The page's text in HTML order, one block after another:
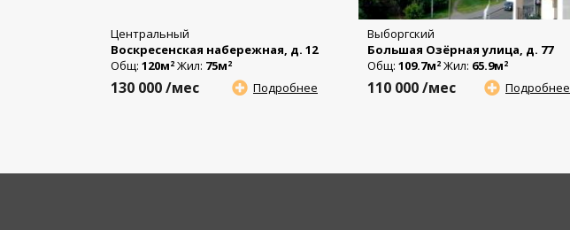
Центральный
Воскресенская набережная, д. 12
Общ: 120м2 Жил: 75м2
Подробнее
130 000/мес
Выборгский
Большая Озёрная улица, д. 77
Общ: 109.7м2 Жил: 65.9м2
Подробнее
110 000/мес